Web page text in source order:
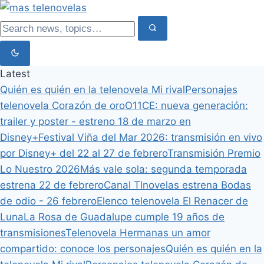
Latest
Quién es quién en la telenovela Mi rivalPersonajes
telenovela Corazón de oroO11CE: nueva generación:
trailer y poster - estreno 18 de marzo en
Disney+Festival Viña del Mar 2026: transmisión en vivo
por Disney+ del 22 al 27 de febreroTransmisión Premio
Lo Nuestro 2026Más vale sola: segunda temporada
estrena 22 de febreroCanal Tlnovelas estrena Bodas
de odio - 26 febreroElenco telenovela El Renacer de
LunaLa Rosa de Guadalupe cumple 19 años de
transmisionesTelenovela Hermanas un amor
compartido: conoce los personajesQuién es quién en la